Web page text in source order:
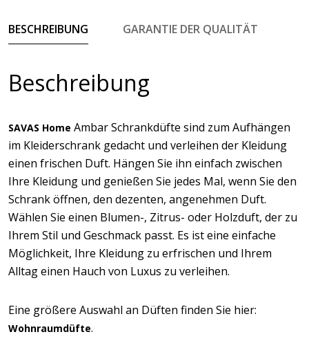
BESCHREIBUNG GARANTIE DER QUALITÄT
Beschreibung
SAVAS Home Ambar Schrankdüfte sind zum Aufhängen
im Kleiderschrank gedacht und verleihen der Kleidung
einen frischen Duft. Hängen Sie ihn einfach zwischen
Ihre Kleidung und genießen Sie jedes Mal, wenn Sie den
Schrank öffnen, den dezenten, angenehmen Duft.
Wählen Sie einen Blumen-, Zitrus- oder Holzduft, der zu
Ihrem Stil und Geschmack passt. Es ist eine einfache
Möglichkeit, Ihre Kleidung zu erfrischen und Ihrem
Alltag einen Hauch von Luxus zu verleihen.
Eine größere Auswahl an Düften finden Sie hier:
Wohnraumdüfte.